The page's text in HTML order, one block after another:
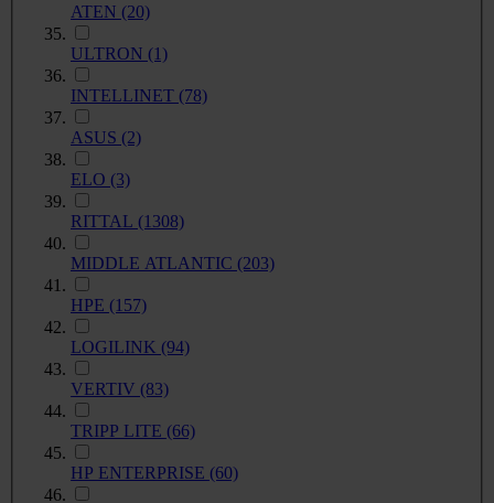
ATEN (20)
ULTRON (1)
INTELLINET (78)
ASUS (2)
ELO (3)
RITTAL (1308)
MIDDLE ATLANTIC (203)
HPE (157)
LOGILINK (94)
VERTIV (83)
TRIPP LITE (66)
HP ENTERPRISE (60)